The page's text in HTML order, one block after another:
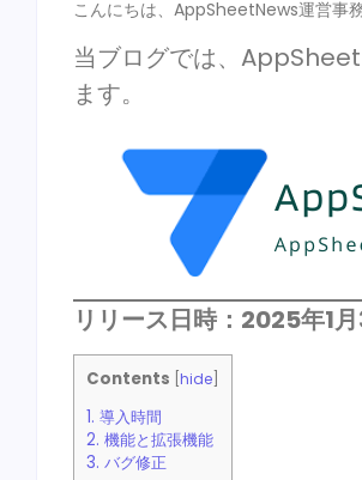
こんにちは、AppSheetNews運営事務
当ブログでは、
ます。
リリース日時：2025年1月
Contents hide
1. 導入時間
2. 機能と拡張機能
3. バグ修正